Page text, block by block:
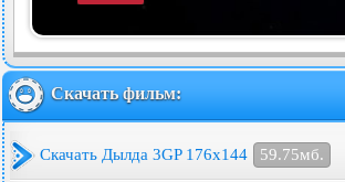
Скачать фильм:
Скачать Дылда 3GP 176x144 59.75мб.